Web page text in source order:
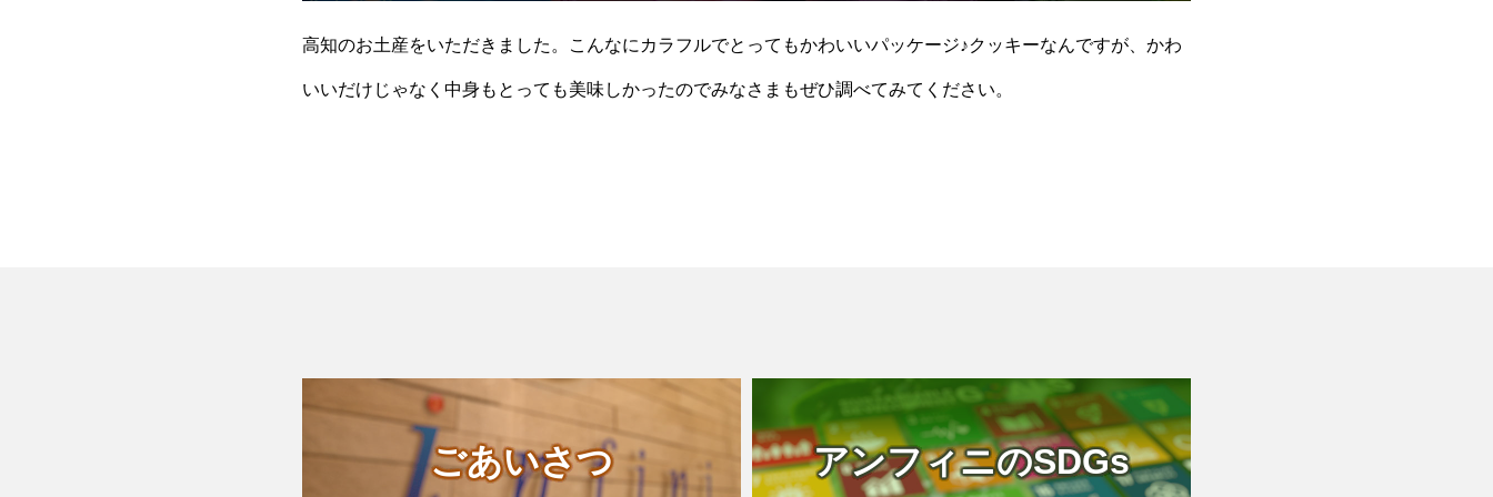
高知のお土産をいただきました。こんなにカラフルでとってもかわいいパッケージ♪クッキーなんですが、かわ
いいだけじゃなく中身もとっても美味しかったのでみなさまもぜひ調べてみてください。
ごあいさつ アンフィニのSDGs